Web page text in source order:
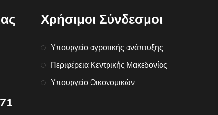
Χρήσιμοι Σύνδεσμοι
Υπουργείο αγροτικής ανάπτυξης
Περιφέρεια Κεντρικής Μακεδονίας
Υπουργείο Οικονομικών